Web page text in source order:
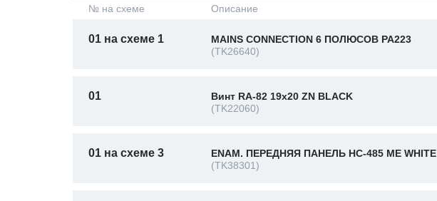
№ на схеме Описание
01 на схеме 1
MAINS CONNECTION 6 ПОЛЮСОВ PA223
(TK26640)
01
Винт RA-82 19x20 ZN BLACK
(TK22060)
01 на схеме 3
ENAM. ПЕРЕДНЯЯ ПАНЕЛЬ HC-485 ME WHITE
(TK38301)